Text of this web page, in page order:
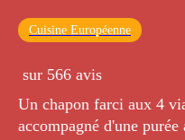
Cuisine Européenne
sur 566 avis
Un chapon farci aux 4
accompagné d'une